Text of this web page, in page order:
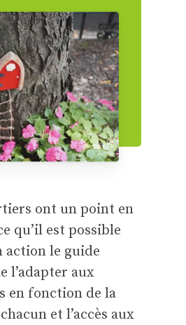
ont un point en
qu’il est possible
action le guide
l’adapter aux
en fonction de la
et l’accès aux